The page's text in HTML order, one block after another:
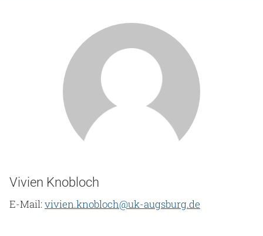
Vivien Knobloch
E-Mail:vivien.knobloch@uk-augsburg.de